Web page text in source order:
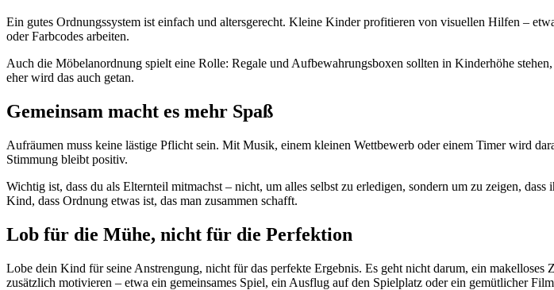
Ein gutes Ordnungssystem ist einfach und altersgerecht. Kleine Kinder profitieren von visuellen Hilfen –
oder Farbcodes arbeiten.
Auch die Möbelanordnung spielt eine Rolle: Regale und Aufbewahrungsboxen sollten in Kinderhöhe
eher wird das auch getan.
Gemeinsam macht es mehr Spaß
Aufräumen muss keine lästige Pflicht sein. Mit Musik, einem kleinen Wettbewerb oder einem Timer wird
Stimmung bleibt positiv.
Wichtig ist, dass du als Elternteil mitmachst – nicht, um alles selbst zu erledigen, sondern um zu zeigen,
Kind, dass Ordnung etwas ist, das man zusammen schafft.
Lob für die Mühe, nicht für die Perfektion
Lobe dein Kind für seine Anstrengung, nicht für das perfekte Ergebnis. Es geht nicht darum, ein
zusätzlich motivieren – etwa ein gemeinsames Spiel, ein Ausflug auf den Spielplatz oder ein gemütlicher